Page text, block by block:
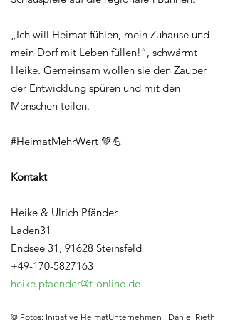
„Ich will Heimat fühlen, mein Zuhause und
mein Dorf mit Leben füllen!“, schwärmt
Heike. Gemeinsam wollen sie den Zauber
der Entwicklung spüren und mit den
Menschen teilen.
#HeimatMehrWert 💚💪
Kontakt
Heike & Ulrich Pfänder
Laden31
Endsee 31, 91628 Steinsfeld
+49-170-5827163
heike.pfaender@t-online.de
© Fotos: Initiative HeimatUnternehmen | Daniel Rieth